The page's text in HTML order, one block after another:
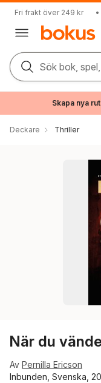
Fri frakt över 249 kr •
Sök bok,
Skapa nya
Deckare Thriller
När du
Av Pernilla Ericson
Inbunden, Svenska,